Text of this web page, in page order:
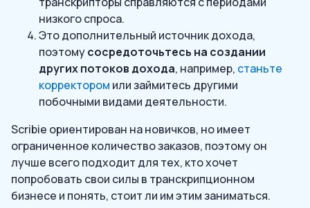
низкого спроса.
Это дополнительный источник дохода,
поэтомусосредоточьтесь на создании
других потоков дохода, например, станьте
корректором или займитесь другими
побочными видами деятельности.
Scribie ориентирован на новичков, но имеет
ограниченное количество заказов, поэтому он
лучше всего подходит для тех, кто хочет
попробовать свои силы в транскрипционном
бизнесе и понять, стоит ли им этим заниматься.